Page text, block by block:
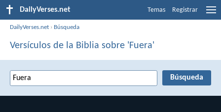
DailyVerses.net Temas Registrar
DailyVerses.net › Búsqueda
Versículos de la Biblia sobre 'Fuera'